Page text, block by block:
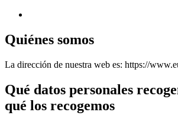
Quiénes somos
La dirección de nuestra web es: https://
Qué datos personales
qué los recogemos